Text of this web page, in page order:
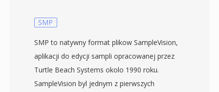
SMP
SMP to natywny format plikow SampleVision,
aplikacji do edycji sampli opracowanej przez
Turtle Beach Systems okolo 1990 roku.
SampleVision byl jednym z pierwszych